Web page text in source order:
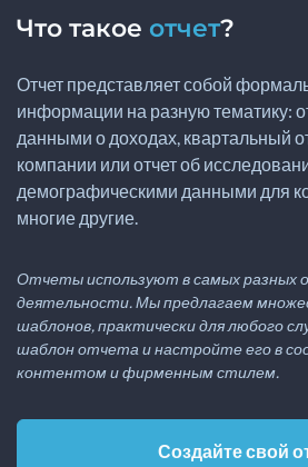
Что такое отчет?
Отчет представляет собой
информации на разную тематику:
данными о доходах, квартальный
компании или отчет об
демографическими данными для
многие другие.
Отчеты используют в самых разных
деятельности. Мы предлагаем
шаблонов, практически для любого
шаблон отчета и настройте его в
контентом и фирменным стилем.
Создайте свой